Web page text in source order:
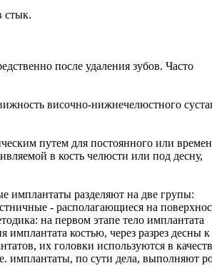
стык.
после удаления зубов. Часто
височно-нижнечелюстного
путем для постоянного или
в кость челюсти или под десну,
имплантаты разделяют на две групы:
- располагающиеся на
на первом этапе тело имплантата
костью, через разрез десны к
их головки используются в
имплантаты, по сути дела, выполняют